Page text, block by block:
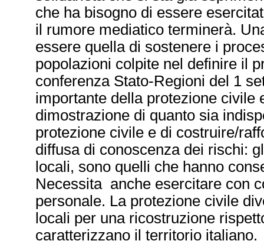
che ha bisogno di essere
il rumore mediatico terminerà.
essere quella di sostenere i
popolazioni colpite nel definire il
conferenza Stato-Regioni del 1
importante della protezione civile
dimostrazione di quanto sia
protezione civile e di costruire/
diffusa di conoscenza dei rischi:
locali, sono quelli che hanno
Necessita anche esercitare con
personale. La protezione civile
locali per una ricostruzione
caratterizzano il territorio italiano.